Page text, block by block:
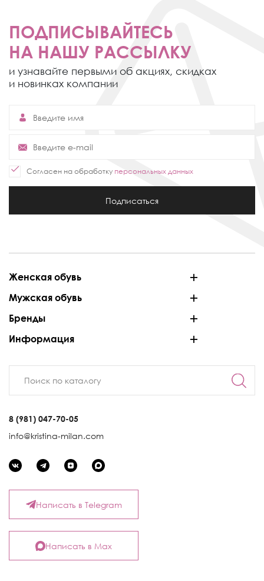
ПОДПИСЫВАЙТЕСЬ
НА НАШУ РАССЫЛКУ
и узнавайте первыми об акциях, скидках
и новинках компании
Согласен на обработку персональных данных
Подписаться
Женская обувь
Мужская обувь
Бренды
Информация
8 (981) 047-70-05
info@kristina-milan.com
Написать в Telegram
Написать в Max